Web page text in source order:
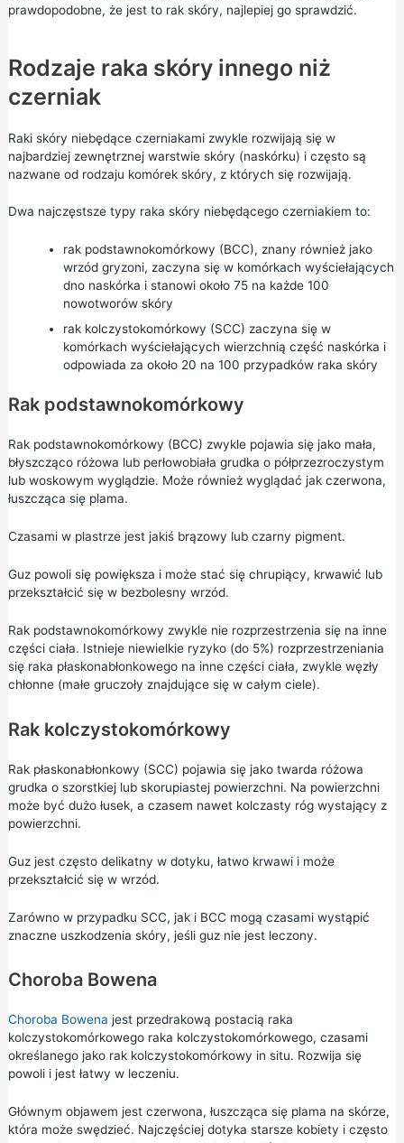
prawdopodobne, że jest to rak skóry, najlepiej go sprawdzić.
Rodzaje raka skóry innego niż
czerniak
Raki skóry niebędące czerniakami zwykle rozwijają się w
najbardziej zewnętrznej warstwie skóry (naskórku) i często są
nazwane od rodzaju komórek skóry, z których się rozwijają.
Dwa najczęstsze typy raka skóry niebędącego czerniakiem to:
rak podstawnokomórkowy (BCC), znany również jako
wrzód gryzoni, zaczyna się w komórkach wyściełających
dno naskórka i stanowi około 75 na każde 100
nowotworów skóry
rak kolczystokomórkowy (SCC) zaczyna się w
komórkach wyściełających wierzchnią część naskórka i
odpowiada za około 20 na 100 przypadków raka skóry
Rak podstawnokomórkowy
Rak podstawnokomórkowy (BCC) zwykle pojawia się jako mała,
błyszcząco różowa lub perłowobiała grudka o półprzezroczystym
lub woskowym wyglądzie. Może również wyglądać jak czerwona,
łuszcząca się plama.
Czasami w plastrze jest jakiś brązowy lub czarny pigment.
Guz powoli się powiększa i może stać się chrupiący, krwawić lub
przekształcić się w bezbolesny wrzód.
Rak podstawnokomórkowy zwykle nie rozprzestrzenia się na inne
części ciała. Istnieje niewielkie ryzyko (do 5%) rozprzestrzeniania
się raka płaskonabłonkowego na inne części ciała, zwykle węzły
chłonne (małe gruczoły znajdujące się w całym ciele).
Rak kolczystokomórkowy
Rak płaskonabłonkowy (SCC) pojawia się jako twarda różowa
grudka o szorstkiej lub skorupiastej powierzchni. Na powierzchni
może być dużo łusek, a czasem nawet kolczasty róg wystający z
powierzchni.
Guz jest często delikatny w dotyku, łatwo krwawi i może
przekształcić się w wrzód.
Zarówno w przypadku SCC, jak i BCC mogą czasami wystąpić
znaczne uszkodzenia skóry, jeśli guz nie jest leczony.
Choroba Bowena
Choroba Bowena jest przedrakową postacią raka
kolczystokomórkowego raka kolczystokomórkowego, czasami
określanego jako rak kolczystokomórkowy in situ. Rozwija się
powoli i jest łatwy w leczeniu.
Głównym objawem jest czerwona, łuszcząca się plama na skórze,
która może swędzieć. Najczęściej dotyka starsze kobiety i często